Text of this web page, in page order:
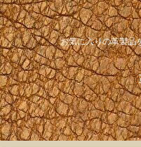
お気に入りの革製品